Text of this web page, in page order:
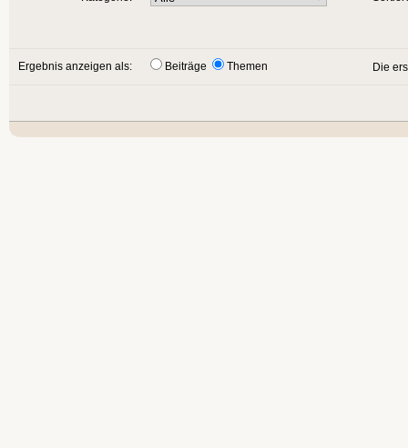
Ergebnis anzeigen als: Beiträge Themen Die